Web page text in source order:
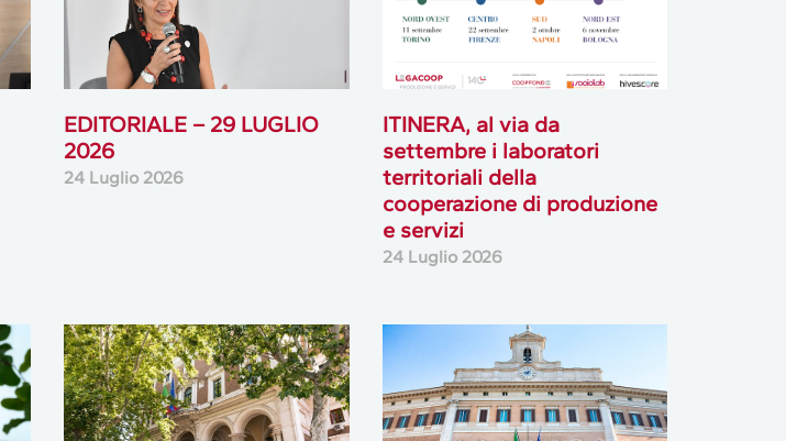
EDITORIALE – 29 LUGLIO
2026
24 Luglio 2026
ITINERA, al via da
settembre i laboratori
territoriali della
cooperazione di produzione
e servizi
24 Luglio 2026